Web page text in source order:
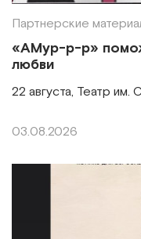
Партнерские
«АМур-р-р»
любви
22 августа, Театр им.
03.08.2026